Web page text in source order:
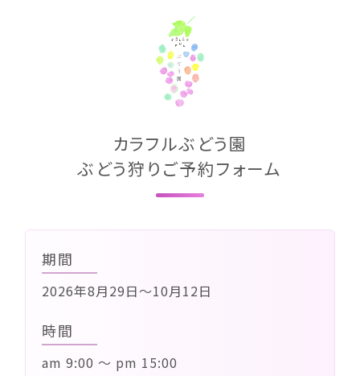
カラフルぶどう園
ぶどう狩りご予約フォーム
期間
2026年8月29日～10月12日
時間
am 9:00 ～ pm 15:00